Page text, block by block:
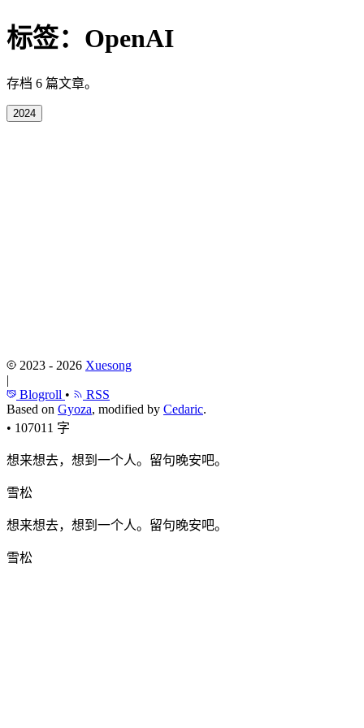
标签： OpenAI
存档 6 篇文章。
2024
2023 - 2026 Xuesong
|
Blogroll •
RSS
Based on Gyoza, modified by Cedaric.
• 107011 字
想来想去，想到一个人。留句晚安吧。
雪松
想来想去，想到一个人。留句晚安吧。
雪松